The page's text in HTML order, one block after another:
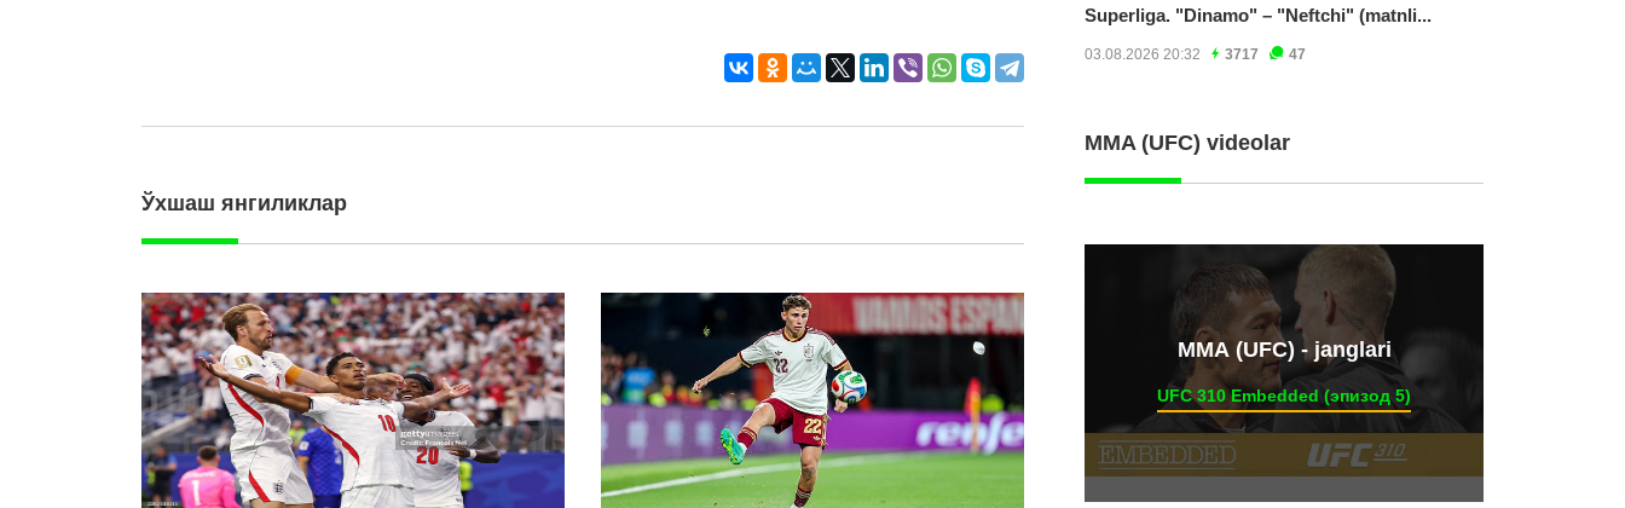
Ўхшаш янгиликлар
Superliga. "Dinamo" – "Neftchi" (matnli...
03.08.2026 20:32 3717 47
MMA (UFC) videolar
ММА (UFC) - janglari
UFC 310 Embedded (эпизод 5)